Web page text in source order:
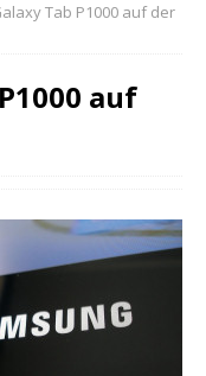
Tab P1000 auf der
auf